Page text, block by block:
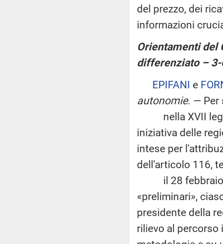
del prezzo, dei
informazioni
Orientamenti del
differenziato – 3-
EPIFANI e
autonomie. — Per
nella XVII
iniziativa delle
intese per
dell'articolo 116,
il 28 febbraio
«preliminari»,
presidente della
rilievo al percorso